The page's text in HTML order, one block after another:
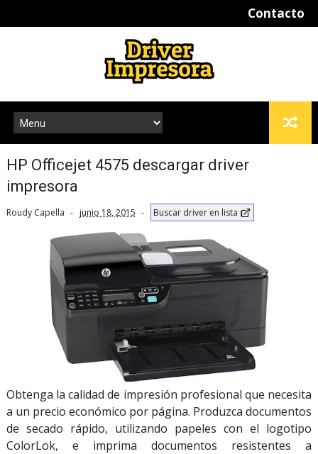
Contacto
HP Officejet 4575 descargar driver
impresora
Roudy Capella junio 18, 2015 Buscar driver en lista
Obtenga la calidad de impresión profesional que necesita
a un precio económico por página. Produzca documentos
de secado rápido, utilizando papeles con el logotipo
ColorLok, e imprima documentos resistentes a